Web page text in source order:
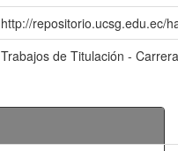
http://repositorio.ucsg.edu.ec/
Trabajos de Titulación -